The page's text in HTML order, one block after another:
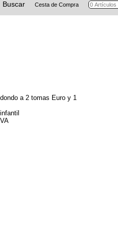
Buscar Cesta de Compra
a 2 tomas Euro y 1